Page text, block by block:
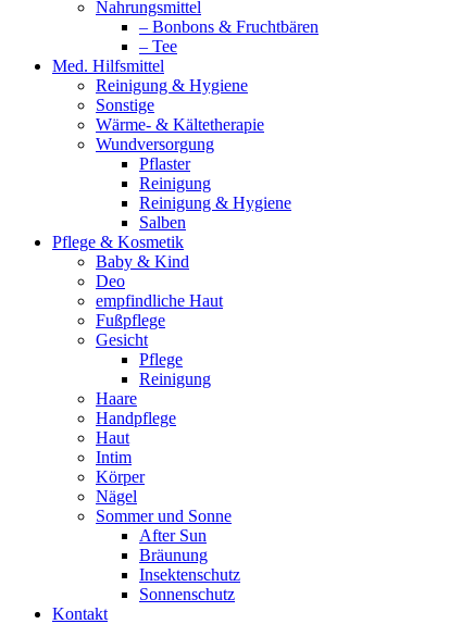
Nahrungsmittel
– Bonbons & Fruchtbären
– Tee
Med. Hilfsmittel
Reinigung & Hygiene
Sonstige
Wärme- & Kältetherapie
Wundversorgung
Pflaster
Reinigung
Reinigung & Hygiene
Salben
Pflege & Kosmetik
Baby & Kind
Deo
empfindliche Haut
Fußpflege
Gesicht
Pflege
Reinigung
Haare
Handpflege
Haut
Intim
Körper
Nägel
Sommer und Sonne
After Sun
Bräunung
Insektenschutz
Sonnenschutz
Kontakt